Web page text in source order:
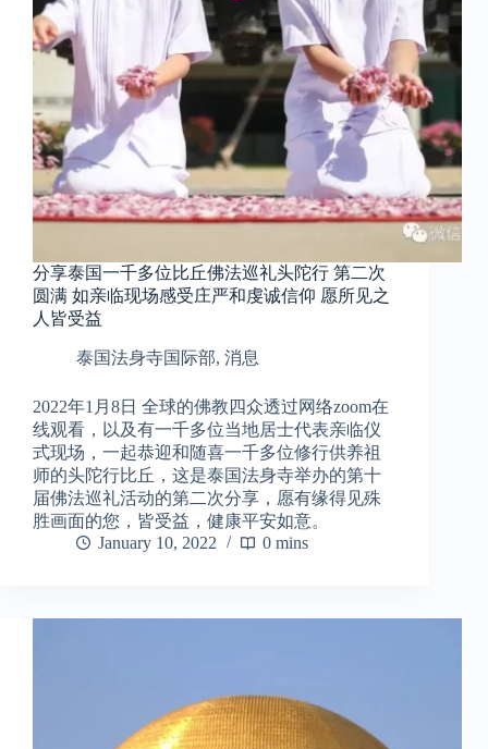
分享泰国一千多位比丘佛法巡礼头陀行 第二次
圆满 如亲临现场感受庄严和虔诚信仰 愿所见之
人皆受益
泰国法身寺国际部, 消息
2022年1月8日 全球的佛教四众透过网络zoom在
线观看，以及有一千多位当地居士代表亲临仪
式现场，一起恭迎和随喜一千多位修行供养祖
师的头陀行比丘，这是泰国法身寺举办的第十
届佛法巡礼活动的第二次分享，愿有缘得见殊
胜画面的您，皆受益，健康平安如意。
January 10, 2022
0 mins